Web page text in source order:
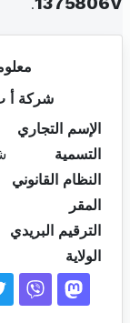
شركة
الإسم التجاري
التسمية
النظام القانوني
المقر
الترقيم البريدي
الولاية